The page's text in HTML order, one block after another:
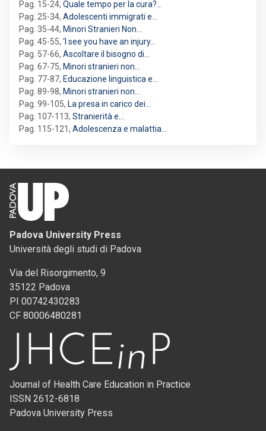
Pag. 15-24, Quale tempo per la cura?…
Pag. 25-34, Adolescenti immigrati e…
Pag. 35-44, Minori Stranieri Non…
Pag. 45-55, ‘I see you have an injury…
Pag. 57-66, Ascoltare il bisogno di…
Pag. 67-75, Minori stranieri non…
Pag. 77-87, Educazione linguistica e…
Pag. 89-98, Minori stranieri non…
Pag. 99-105, La presa in carico dei…
Pag. 107-113, Stranierità e…
Pag. 115-121, Adolescenza e malattia…
Padova University Press
Università degli studi di Padova
Via del Risorgimento, 9
35122 Padova
PI 00742430283
CF 80006480281
Journal of Health Care Education in Practice
ISSN 2612-6818
Padova University Press